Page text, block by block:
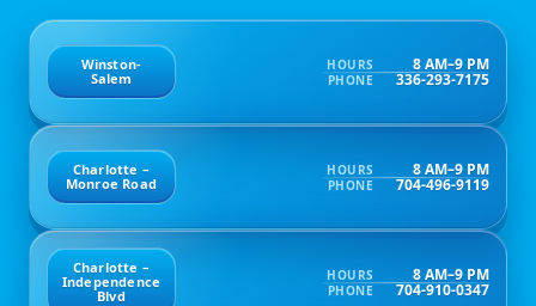
Winston-
Salem
HOURS 8 AM–9 PM
PHONE 336-293-7175
Charlotte –
Monroe Road
HOURS 8 AM–9 PM
PHONE 704-496-9119
Charlotte –
Independence
Blvd
HOURS 8 AM–9 PM
PHONE 704-910-0347